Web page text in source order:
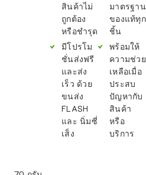
สินค้าไม่
ถูกต้อง
หรือชำรุด
มีโปรโม
ชั่นส่งฟรี
และส่ง
เร็ว ด้วย
ขนส่ง
FLASH
และ นิ่มซี่
เส็ง
มาตรฐาน
ของแท้ทุก
ชิ้น
พร้อมให้
ความช่วย
เหลือเมื่อ
ประสบ
ปัญหากับ
สินค้า
หรือ
บริการ